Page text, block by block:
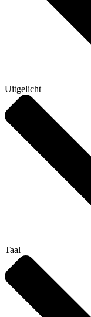
Uitgelicht
Taal